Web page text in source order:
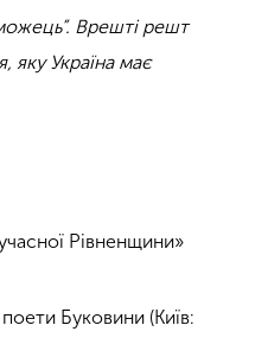
Врешті решт
яку Україна має
Рівненщини»
Буковини (Київ: